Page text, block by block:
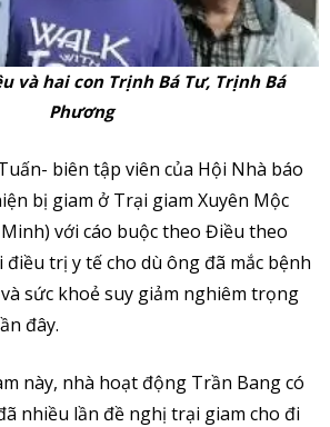
và hai con Trịnh Bá Tư, Trịnh Bá
Phương
biên tập viên của Hội Nhà báo
bị giam ở Trại giam Xuyên Mộc
với cáo buộc theo Điều theo
trị y tế cho dù ông đã mắc bệnh
sức khoẻ suy giảm nghiêm trọng
đây.
này, nhà hoạt động Trần Bang có
nhiều lần đề nghị trại giam cho đi